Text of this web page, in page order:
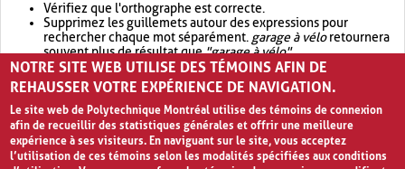
Vérifiez que l'orthographe est correcte.
Supprimez les guillemets autour des expressions pour
rechercher chaque mot séparément. garage à véloretournera
souvent plus de résultat que"garage à vélo".
Envisagez d'élargir votre recherche avec OR.garage OR vélo
retournera souvent plus de résultat quegarage à vélo
NOTRE SITE WEB UTILISE DES TÉMOINS AFIN DE
REHAUSSER VOTRE EXPÉRIENCE DE NAVIGATION.
Le site web de Polytechnique Montréal utilise des témoins de connexion
afin de recueillir des statistiques générales et offrir une meilleure
expérience à ses visiteurs. En naviguant sur le site, vous acceptez
l’utilisation de ces témoins selon les modalités spécifiées aux conditions